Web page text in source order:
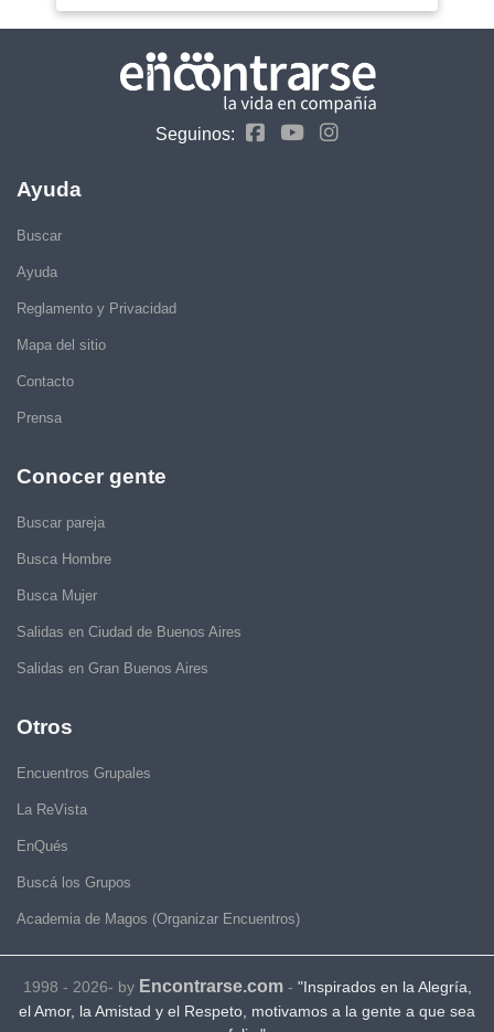
Seguinos:
Ayuda
Buscar
Ayuda
Reglamento y Privacidad
Mapa del sitio
Contacto
Prensa
Conocer gente
Buscar pareja
Busca Hombre
Busca Mujer
Salidas en Ciudad de Buenos Aires
Salidas en Gran Buenos Aires
Otros
Encuentros Grupales
La ReVista
EnQués
Buscá los Grupos
Academia de Magos (Organizar Encuentros)
1998 - 2026- by Encontrarse.com- "Inspirados en la Alegría,
el Amor, la Amistad y el Respeto, motivamos a la gente a que sea